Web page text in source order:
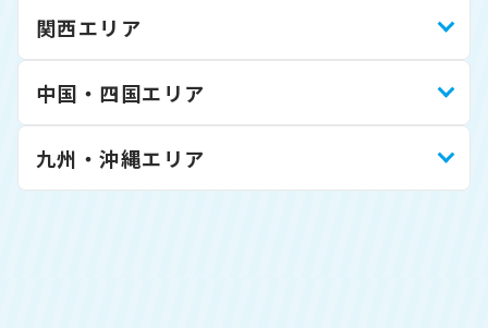
関西エリア
中国・四国エリア
九州・沖縄エリア